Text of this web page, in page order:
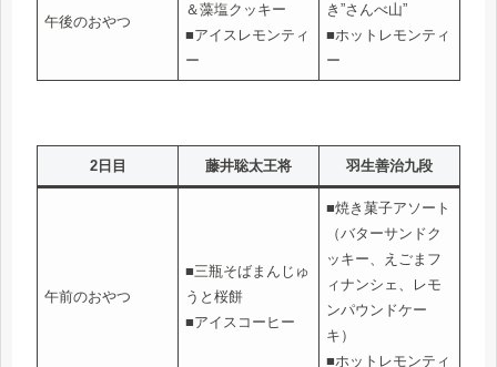
午後のおやつ
＆藻塩クッキー
■アイスレモンティ
ー
き”さんべ山”
■ホットレモンティ
ー
2日目 藤井聡太王将 羽生善治九段
午前のおやつ
■三瓶そばまんじゅ
うと桜餅
■アイスコーヒー
■焼き菓子アソート
（バターサンドク
ッキー、えごまフ
ィナンシェ、レモ
ンパウンドケー
キ）
■ホットレモンティ